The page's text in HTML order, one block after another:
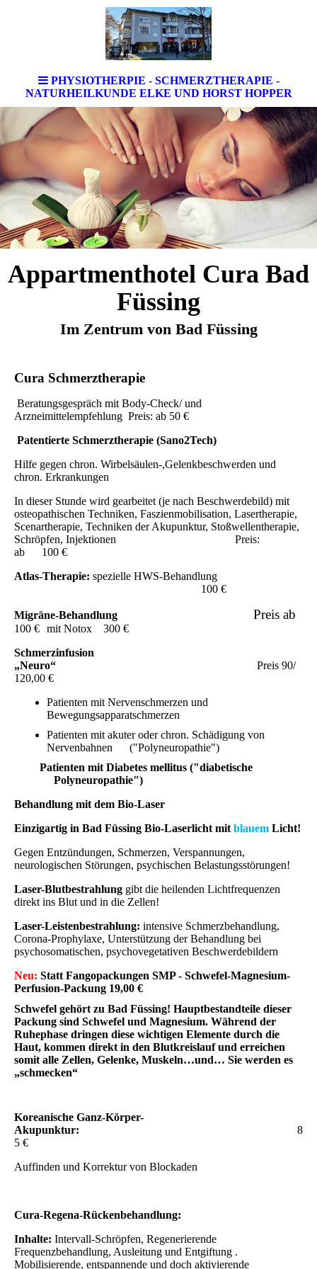
PHYSIOTHERPIE - SCHMERZTHERAPIE -
NATURHEILKUNDE ELKE UND HORST HOPPER
Appartmenthotel Cura Bad
Füssing
Im Zentrum von Bad Füssing
Cura Schmerztherapie
Beratungsgespräch mit Body-Check/ und
Arzneimittelempfehlung Preis: ab 50 €
Patentierte Schmerztherapie (Sano2Tech)
Hilfe gegen chron. Wirbelsäulen-,Gelenkbeschwerden und
chron. Erkrankungen
In dieser Stunde wird gearbeitet (je nach Beschwerdebild) mit
osteopathischen Techniken, Faszienmobilisation, Lasertherapie,
Scenartherapie, Techniken der Akupunktur, Stoßwellentherapie,
Schröpfen, Injektionen Preis:
ab 100 €
Atlas-Therapie: spezielle HWS-Behandlung
100 €
Migräne-Behandlung Preis ab
100 € mit Notox 300 €
Schmerzinfusion
„Neuro“ Preis 90/
120,00 €
Patienten mit Nervenschmerzen und
Bewegungsapparatschmerzen
Patienten mit akuter oder chron. Schädigung von
Nervenbahnen ("Polyneuropathie")
Patienten mit Diabetes mellitus ("diabetische
Polyneuropathie")
Behandlung mit dem Bio-Laser
Einzigartig in Bad Füssing Bio-Laserlicht mit blauem Licht!
Gegen Entzündungen, Schmerzen, Verspannungen,
neurologischen Störungen, psychischen Belastungsstörungen!
Laser-Blutbestrahlung gibt die heilenden Lichtfrequenzen
direkt ins Blut und in die Zellen!
Laser-Leistenbestrahlung: intensive Schmerzbehandlung,
Corona-Prophylaxe, Unterstützung der Behandlung bei
psychosomatischen, psychovegetativen Beschwerdebildern
Neu: Statt Fangopackungen SMP - Schwefel-Magnesium-
Perfusion-Packung 19,00 €
Schwefel gehört zu Bad Füssing! Hauptbestandteile dieser
Packung sind Schwefel und Magnesium. Während der
Ruhephase dringen diese wichtigen Elemente durch die
Haut, kommen direkt in den Blutkreislauf und erreichen
somit alle Zellen, Gelenke, Muskeln…und… Sie werden es
„schmecken“
Koreanische Ganz-Körper-
Akupunktur: 8
5 €
Auffinden und Korrektur von Blockaden
Cura-Regena-Rückenbehandlung:
Inhalte: Intervall-Schröpfen, Regenerierende
Frequenzbehandlung, Ausleitung und Entgiftung .
Mobilisierende, entspannende und doch aktivierende